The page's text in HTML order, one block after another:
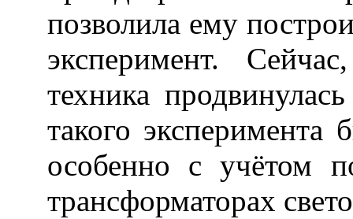
позволила ему
эксперимент.
техника
такого эксперимента
особенно с учётом
трансформаторах